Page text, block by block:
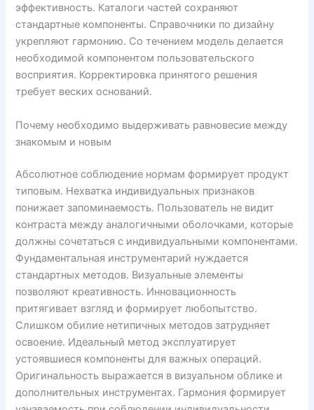
эффективность. Каталоги частей сохраняют
стандартные компоненты. Справочники по дизайну
укрепляют гармонию. Со течением модель делается
необходимой компонентом пользовательского
восприятия. Корректировка принятого решения
требует веских оснований.
Почему необходимо выдерживать равновесие между
знакомым и новым
Абсолютное соблюдение нормам формирует продукт
типовым. Нехватка индивидуальных признаков
понижает запоминаемость. Пользователь не видит
контраста между аналогичными оболочками, которые
должны сочетаться с индивидуальными компонентами.
Фундаментальная инструментарий нуждается
стандартных методов. Визуальные элементы
позволяют креативность. Инновационность
притягивает взгляд и формирует любопытство.
Слишком обилие нетипичных методов затрудняет
освоение. Идеальный метод эксплуатирует
устоявшиеся компоненты для важных операций.
Оригинальность выражается в визуальном облике и
дополнительных инструментах. Гармония формирует